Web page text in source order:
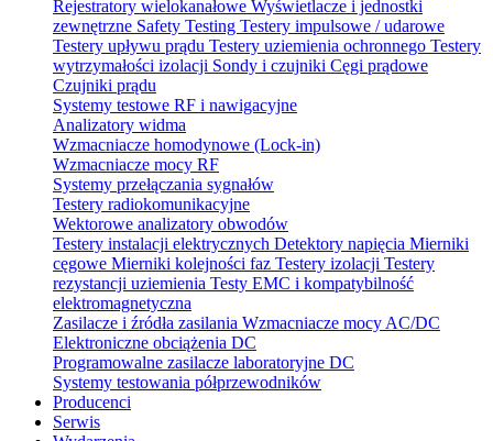
Rejestratory wielokanałowe Wyświetlacze i jednostki
zewnętrzne Safety Testing Testery impulsowe / udarowe
Testery upływu prądu Testery uziemienia ochronnego Testery
wytrzymałości izolacji Sondy i czujniki Cęgi prądowe
Czujniki prądu
Systemy testowe RF i nawigacyjne
Analizatory widma
Wzmacniacze homodynowe (Lock‑in)
Wzmacniacze mocy RF
Systemy przełączania sygnałów
Testery radiokomunikacyjne
Wektorowe analizatory obwodów
Testery instalacji elektrycznych Detektory napięcia Mierniki
cęgowe Mierniki kolejności faz Testery izolacji Testery
rezystancji uziemienia Testy EMC i kompatybilność
elektromagnetyczna
Zasilacze i źródła zasilania Wzmacniacze mocy AC/DC
Elektroniczne obciążenia DC
Programowalne zasilacze laboratoryjne DC
Systemy testowania półprzewodników
Producenci
Serwis